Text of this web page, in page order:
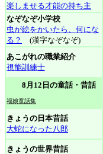
楽しませる才能の持ち主
なぞなぞ小学校
虫が絵をかいたら、何にな
る？
(漢字なぞなぞ)
あこがれの職業紹介
視能訓練士
8月12日の童話・昔話
福娘童話集
きょうの日本昔話
大蛇になった八郎
きょうの世界昔話